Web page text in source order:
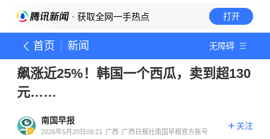
· 获取全网一手热点 打开
首页 新闻 无障碍
飙涨近25%！韩国一个西瓜，卖到超130
元……
南国早报
2026年5月20日09:21 广西 广西日报社南国早报官方账号
关注